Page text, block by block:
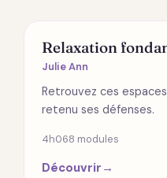
SPIRITUALITÉ
Relaxation
Julie Ann
Retrouvez ces
retenu ses défenses.
4h068 modules
Découvrir →